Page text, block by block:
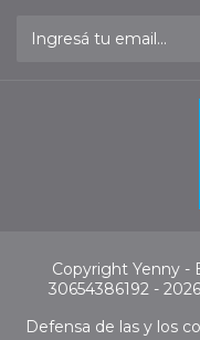
Copyright Yenny -
30654386192 -
Defensa de las y los